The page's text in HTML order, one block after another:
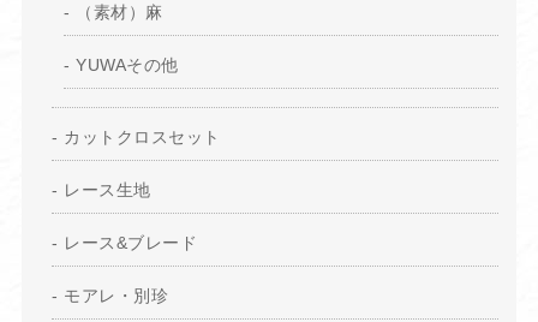
（素材）麻
YUWAその他
カットクロスセット
レース生地
レース&ブレード
モアレ・別珍